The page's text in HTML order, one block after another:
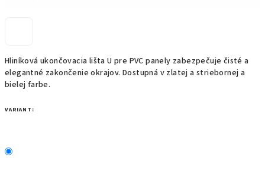
Hliníková ukončovacia lišta U pre PVC panely zabezpečuje čisté a
elegantné zakončenie okrajov. Dostupná v zlatej a striebornej a
bielej farbe.
VARIANT: